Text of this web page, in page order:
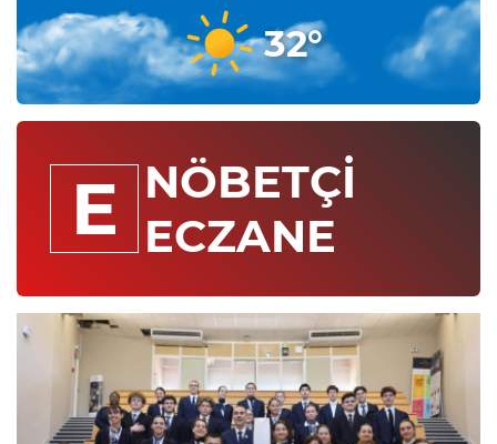
32°
E NÖBETÇİ
ECZANE